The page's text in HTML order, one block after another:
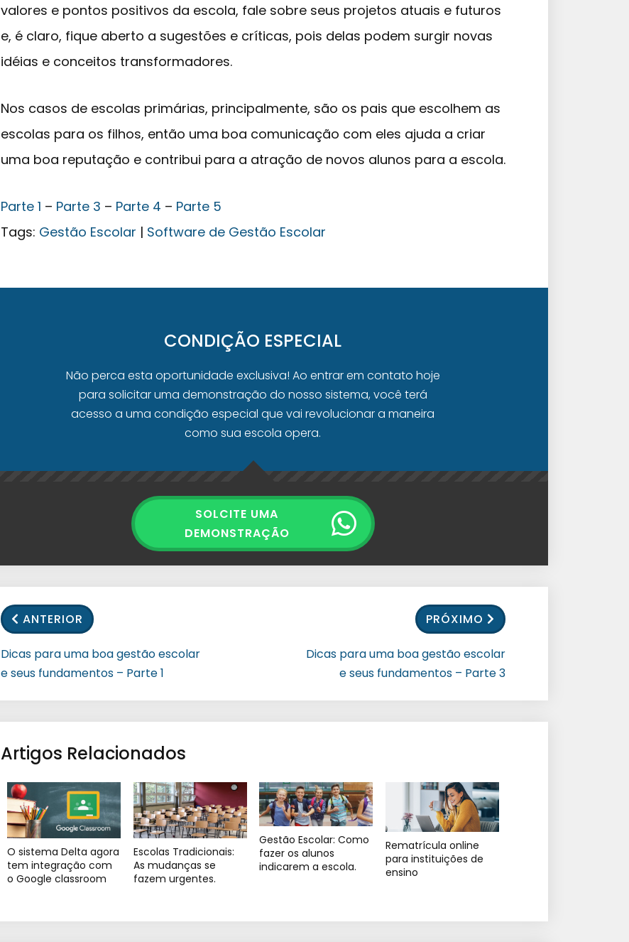
valores e pontos positivos da escola, fale sobre seus projetos atuais e futuros
e, é claro, fique aberto a sugestões e críticas, pois delas podem surgir novas
idéias e conceitos transformadores.
Nos casos de escolas primárias, principalmente, são os pais que escolhem as
escolas para os filhos, então uma boa comunicação com eles ajuda a criar
uma boa reputação e contribui para a atração de novos alunos para a escola.
Parte 1 – Parte 3 – Parte 4 – Parte 5
Tags: Gestão Escolar | Software de Gestão Escolar
CONDIÇÃO ESPECIAL
Não perca esta oportunidade exclusiva! Ao entrar em contato hoje
para solicitar uma demonstração do nosso sistema, você terá
acesso a uma condição especial que vai revolucionar a maneira
como sua escola opera.
SOLCITE UMA
DEMONSTRAÇÃO
ANTERIOR
Dicas para uma boa gestão escolar
e seus fundamentos – Parte 1
PRÓXIMO
Dicas para uma boa gestão escolar
e seus fundamentos – Parte 3
Artigos Relacionados
O sistema Delta agora
tem integração com
o Google classroom
Escolas Tradicionais:
As mudanças se
fazem urgentes.
Gestão Escolar: Como
fazer os alunos
indicarem a escola.
Rematrícula online
para instituições de
ensino